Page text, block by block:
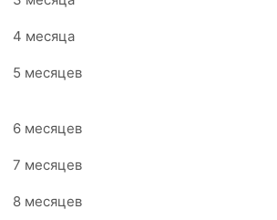
4 месяца
5 месяцев
6 месяцев
7 месяцев
8 месяцев